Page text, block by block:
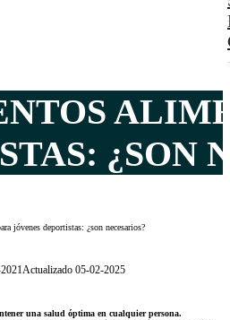
¿SON
jóvenes deportistas: ¿son necesarios?
Actualizado 05-02-2025
una salud óptima en cualquier persona.